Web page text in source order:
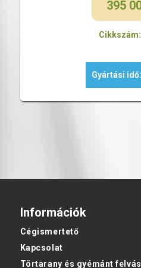
395
Cikkszám:
Gyártási
Információk
Cégismertető
Kapcsolat
Törtarany és gyémánt